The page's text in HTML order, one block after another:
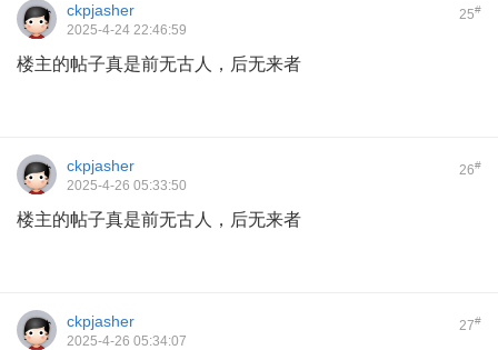
25#
ckpjasher
2025-4-24 22:46:59
楼主的帖子真是前无古人，后无来者
26#
ckpjasher
2025-4-26 05:33:50
楼主的帖子真是前无古人，后无来者
27#
ckpjasher
2025-4-26 05:34:07